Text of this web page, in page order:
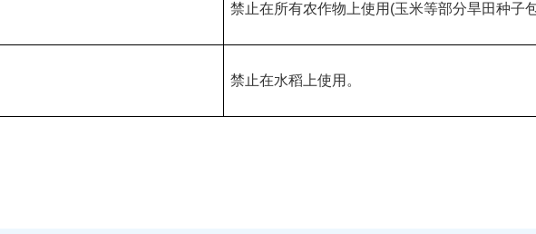
禁止在所有农作物上使用(玉米等部分旱田种子
禁止在水稻上使用。